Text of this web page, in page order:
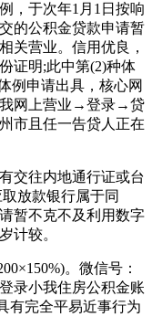
，于次年1月1日按响
的公积金贷款申请暂
关营业。信用优良，
证明;此中第(2)种体
例申请出具，核心网
网上营业→登录→贷
市且任一告贷人正在
往内地通行证或台
放款银行属于同
暂不克不及利用数字
计较。
。微信号：
录小我住房公积金账
完全平易近事行为